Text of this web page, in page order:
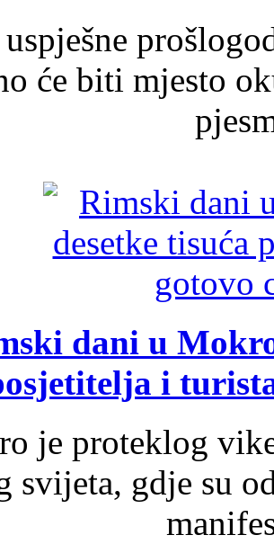
će biti mjesto
dani u
i
je proteklog
svijeta, gdje su